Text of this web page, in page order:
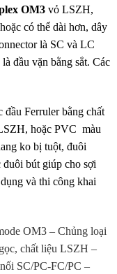
OM3 vỏ LSZH,
có thể dài hơn, dây
là SC và LC
đầu vặn bằng sắt. Các
đầu Ferruler bằng chất
hoặc PVC màu
ko bị tuột, đuôi
bút giúp cho sợi
và thi công khai